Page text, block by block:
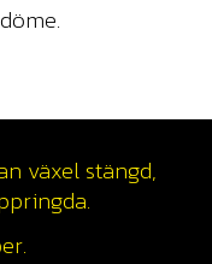
växel stängd,